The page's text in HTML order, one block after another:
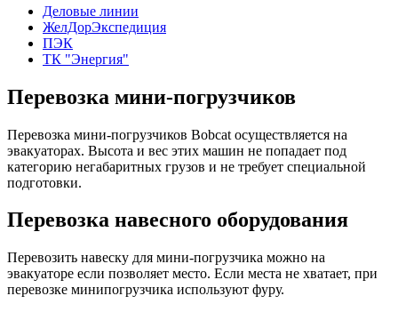
Деловые линии
ЖелДорЭкспедиция
ПЭК
ТК "Энергия"
Перевозка мини-погрузчиков
Перевозка мини-погрузчиков Bobcat осуществляется на
эвакуаторах. Высота и вес этих машин не попадает под
категорию негабаритных грузов и не требует специальной
подготовки.
Перевозка навесного оборудования
Перевозить навеску для мини-погрузчика можно на
эвакуаторе если позволяет место. Если места не хватает, при
перевозке минипогрузчика используют фуру.